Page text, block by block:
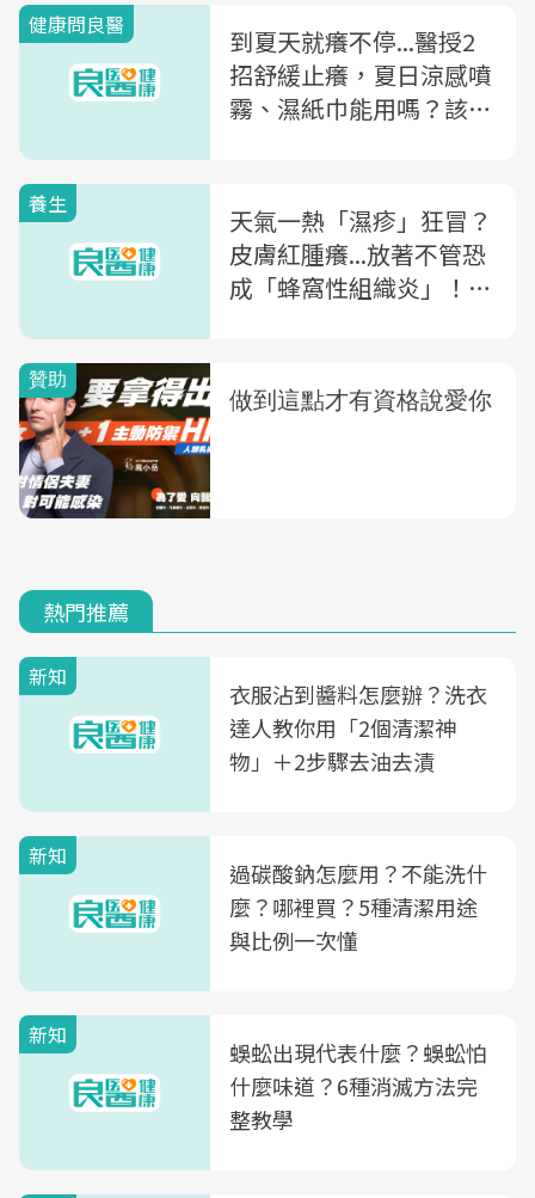
健康問良醫
到夏天就癢不停...醫授2
招舒緩止癢，夏日涼感噴
霧、濕紙巾能用嗎？該怎
養生
天氣一熱「濕疹」狂冒？
皮膚紅腫癢...放著不管恐
成「蜂窩性組織炎」！醫
熱門推薦
新知
衣服沾到醬料怎麼辦？洗衣
達人教你用「2個清潔神
物」＋2步驟去油去漬
新知
過碳酸鈉怎麼用？不能洗什
麼？哪裡買？5種清潔用途
與比例一次懂
新知
蜈蚣出現代表什麼？蜈蚣怕
什麼味道？6種消滅方法完
整教學